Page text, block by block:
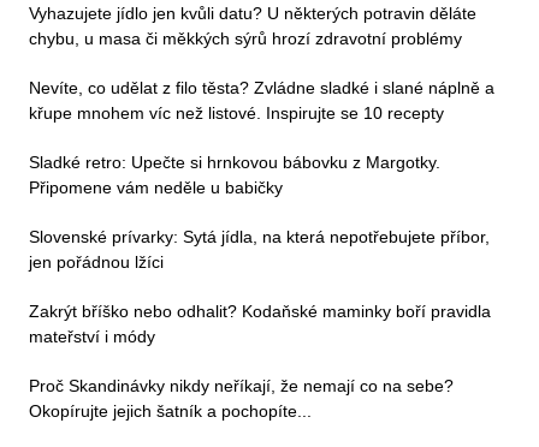
Vyhazujete jídlo jen kvůli datu? U některých potravin děláte
chybu, u masa či měkkých sýrů hrozí zdravotní problémy
Nevíte, co udělat z filo těsta? Zvládne sladké i slané náplně a
křupe mnohem víc než listové. Inspirujte se 10 recepty
Sladké retro: Upečte si hrnkovou bábovku z Margotky.
Připomene vám neděle u babičky
Slovenské prívarky: Sytá jídla, na která nepotřebujete příbor,
jen pořádnou lžíci
Zakrýt bříško nebo odhalit? Kodaňské maminky boří pravidla
mateřství i módy
Proč Skandinávky nikdy neříkají, že nemají co na sebe?
Okopírujte jejich šatník a pochopíte...